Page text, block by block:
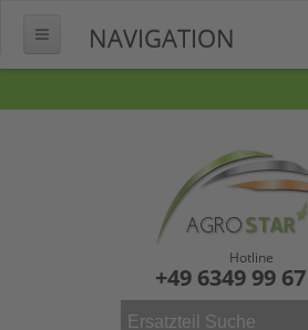
Hotline
+49 6349 99
NAVIGATION